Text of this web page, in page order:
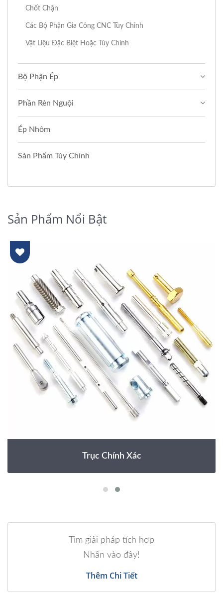
Chốt Chặn
Các Bộ Phận Gia Công CNC Tùy Chỉnh
Vật Liệu Đặc Biệt Hoặc Tùy Chỉnh
Bộ Phận Ép
Phần Rèn Nguội
Ép Nhôm
Sản Phẩm Tùy Chỉnh
Sản Phẩm Nổi Bật
Trục Chính Xác
Tìm giải pháp tích hợp
Nhấn vào đây!
Thêm Chi Tiết